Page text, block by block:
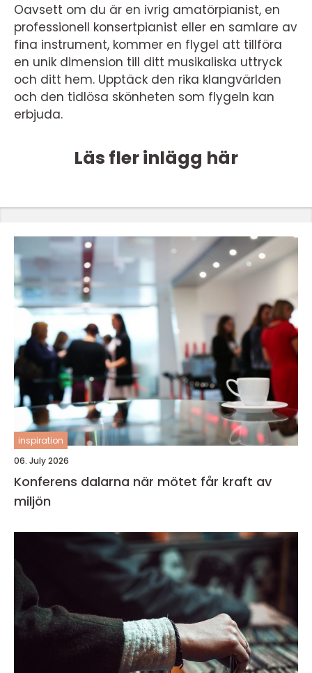
Oavsett om du är en ivrig amatörpianist, en
professionell konsertpianist eller en samlare av
fina instrument, kommer en flygel att tillföra
en unik dimension till ditt musikaliska uttryck
och ditt hem. Upptäck den rika klangvärlden
och den tidlösa skönheten som flygeln kan
erbjuda.
Läs fler inlägg här
inspiration
06. July 2026
Konferens dalarna när mötet får kraft av
miljön